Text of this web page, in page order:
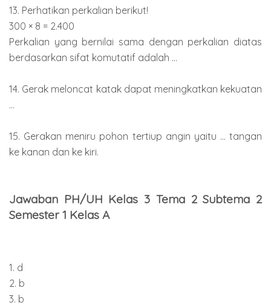
13. Perhatikan perkalian berikut!
300 × 8 = 2.400
Perkalian yang bernilai sama dengan perkalian diatas
berdasarkan sifat komutatif adalah ...
14. Gerak meloncat katak dapat meningkatkan kekuatan
...
15. Gerakan meniru pohon tertiup angin yaitu ... tangan
ke kanan dan ke kiri.
Jawaban PH/UH Kelas 3 Tema 2 Subtema 2
Semester 1 Kelas A
1. d
2. b
3. b